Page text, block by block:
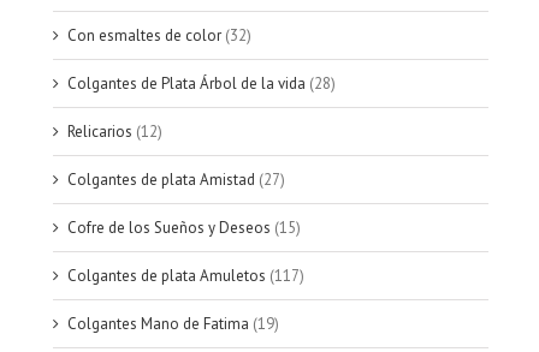
Con esmaltes de color (32)
Colgantes de Plata Árbol de la vida (28)
Relicarios (12)
Colgantes de plata Amistad (27)
Cofre de los Sueños y Deseos (15)
Colgantes de plata Amuletos (117)
Colgantes Mano de Fatima (19)